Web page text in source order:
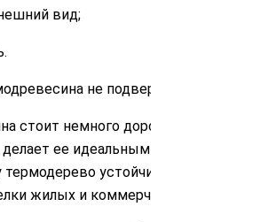
вид;
не подвергается
стоит немного дороже обычной
делает ее идеальным материалом
устойчиво к влаге,
жилых и коммерческих помещений.